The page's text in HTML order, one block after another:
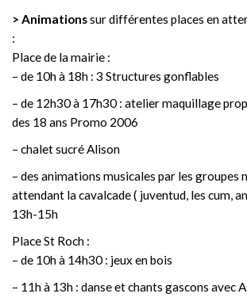
> Animationssur différentes places en
:
Place de la mairie :
– de 10h à 18h : 3 Structures gonflables
– de 12h30 à 17h30 : atelier maquillage
des 18 ans Promo 2006
– chalet sucré Alison
– des animations musicales par les groupes
attendant la cavalcade ( juventud, les cum,
13h-15h
Place St Roch :
– de 10h à 14h30 : jeux en bois
– 11h à 13h : danse et chants gascons avec